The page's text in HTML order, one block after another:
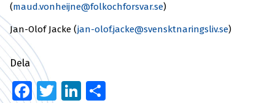
(maud.vonheijne@folkochforsvar.se)
Jan-Olof Jacke (jan-olof.jacke@svensktnaringsliv.se)
Dela
Facebook
TwitterLinkedIn